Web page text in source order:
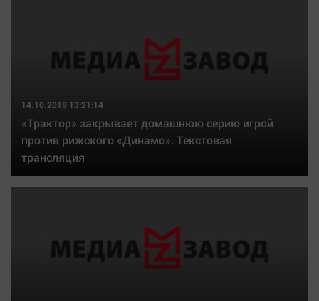
14.10.2019 13:21:14
«Трактор» закрывает домашнюю серию игрой
против рижского «Динамо». Текстовая
трансляция